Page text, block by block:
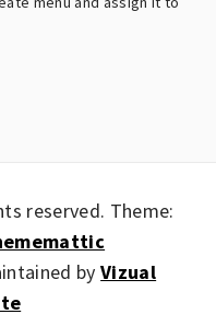
reserved. Theme:
byVizual